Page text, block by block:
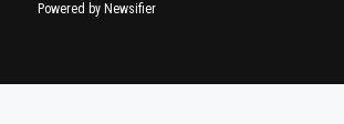
Powered by Newsifier